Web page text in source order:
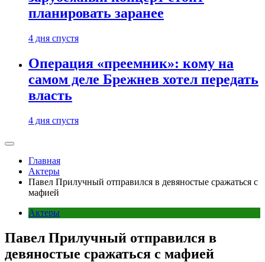
планировать заранее
4 дня спустя
Операция «преемник»: кому на
самом деле Брежнев хотел передать
власть
4 дня спустя
Главная
Актеры
Павел Прилучный отправился в девяностые сражаться с
мафией
Актеры
Павел Прилучный отправился в
девяностые сражаться с мафией